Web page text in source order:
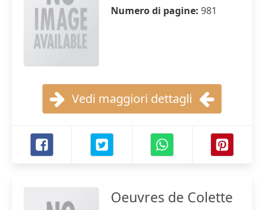
Numero di pagine: 981
Vedi maggiori dettagli
Oeuvres de Colette